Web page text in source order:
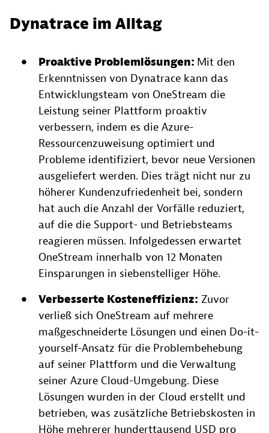
Dynatrace im Alltag
Proaktive Problemlösungen: Mit den
Erkenntnissen von Dynatrace kann das
Entwicklungsteam von OneStream die
Leistung seiner Plattform proaktiv
verbessern, indem es die Azure-
Ressourcenzuweisung optimiert und
Probleme identifiziert, bevor neue Versionen
ausgeliefert werden. Dies trägt nicht nur zu
höherer Kundenzufriedenheit bei, sondern
hat auch die Anzahl der Vorfälle reduziert,
auf die die Support- und Betriebsteams
reagieren müssen. Infolgedessen erwartet
OneStream innerhalb von 12 Monaten
Einsparungen in siebenstelliger Höhe.
Verbesserte Kosteneffizienz: Zuvor
verließ sich OneStream auf mehrere
maßgeschneiderte Lösungen und einen Do-it-
yourself-Ansatz für die Problembehebung
auf seiner Plattform und die Verwaltung
seiner Azure Cloud-Umgebung. Diese
Lösungen wurden in der Cloud erstellt und
betrieben, was zusätzliche Betriebskosten in
Höhe mehrerer hunderttausend USD pro